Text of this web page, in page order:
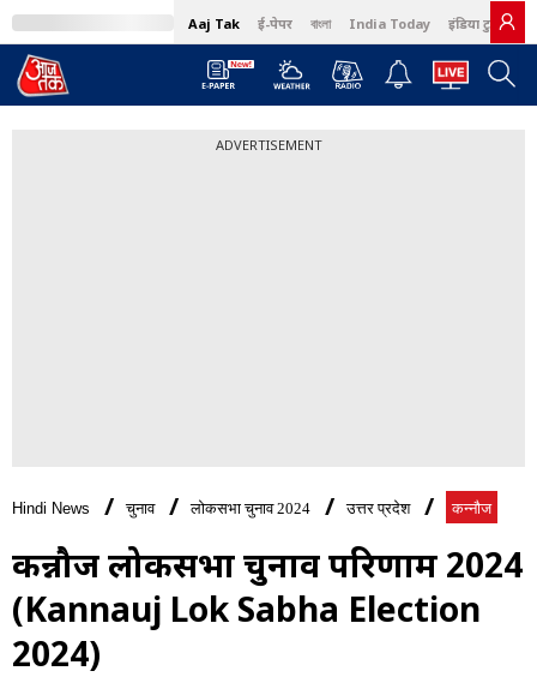
Aaj Tak ई-पेपर বাংলা India Today इंडिया टुडे हिंदी
ADVERTISEMENT
Hindi News चुनाव लोकसभा चुनाव 2024 उत्तर प्रदेश कन्नौज
कन्नौज लोकसभा चुनाव परिणाम 2024
(Kannauj Lok Sabha Election
2024)